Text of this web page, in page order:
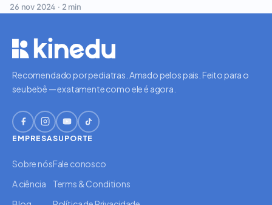
26 nov 2024 · 2 min
Recomendado por pediatras. Amado pelos pais. Feito para o
seu bebê — exatamente como ele é agora.
EMPRESA
Sobre nós
A ciência
SUPORTE
Fale conosco
Terms & Conditions